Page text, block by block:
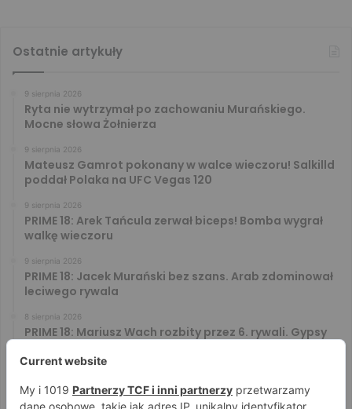
Ostatnie artykuły
9 sierpnia 2026
Ryta nie wytrzymał po zachowaniu Murańskiego.
Mocne słowa Żołnierza
9 sierpnia 2026
Mateusz Gamrot pokonany w walce wieczoru! Salkilld
poddał Polaka na UFC Vegas 120
9 sierpnia 2026
PRIME 18: Arek Tańcula zerwał biceps! Bomba wygrał
walkę wieczoru
9 sierpnia 2026
PRIME 18: Jacek Murański bez szans. Arab zdominował
leciwego rywala
8 sierpnia 2026
PRIME 18: Mariusz Wach rozbity przez 6. rywali. Gypsy
PRIME 18: Bagieta wrócił i wygrał. Wampirek przegrał w
2. rundzie